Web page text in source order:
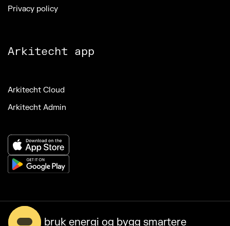
Privacy policy
Arkitecht app
Arkitecht Cloud
Arkitecht Admin
bruk energi og bygg smartere